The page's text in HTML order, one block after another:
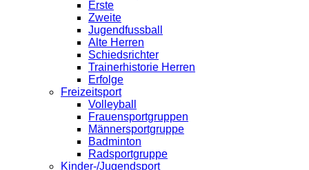
Erste
Zweite
Jugendfussball
Alte Herren
Schiedsrichter
Trainerhistorie Herren
Erfolge
Freizeitsport
Volleyball
Frauensportgruppen
Männersportgruppe
Badminton
Radsportgruppe
Kinder-/Jugendsport